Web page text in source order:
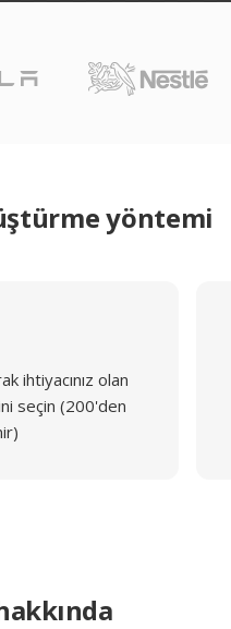
yöntemi
ihtiyacınız olan
seçin (200'den